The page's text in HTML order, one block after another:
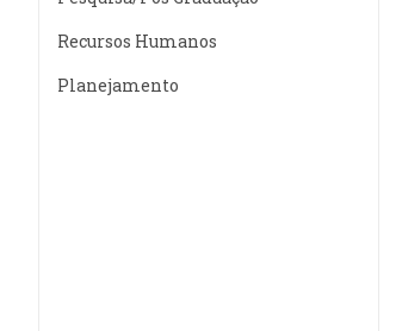
Recursos Humanos
Planejamento